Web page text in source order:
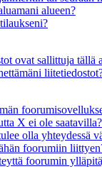
alueen?
ovat sallittuja tällä
X ei ole saatavilla?
olla yhteydessä
foorumiin
foorumin